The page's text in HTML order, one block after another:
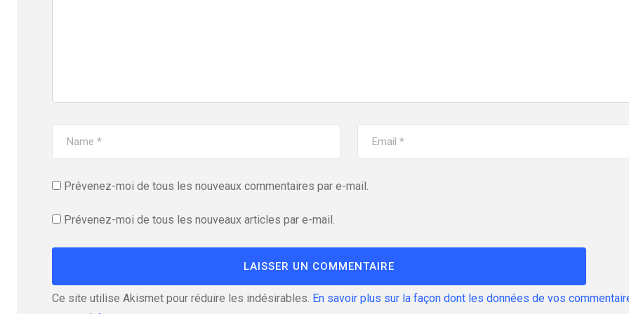
Prévenez-moi de tous les nouveaux commentaires par e-mail.
Prévenez-moi de tous les nouveaux articles par e-mail.
Ce site utilise Akismet pour réduire les indésirables. En savoir plus sur la façon dont les données de vos